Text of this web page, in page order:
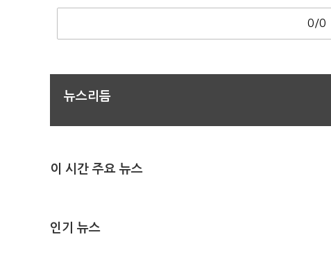
0/0
뉴스리듬
이 시간 주요 뉴스
인기 뉴스